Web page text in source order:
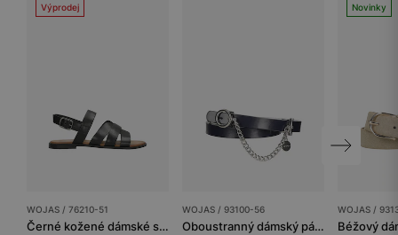
Výprodej
WOJAS / 76210-51
Černé kožené dámské sandály
WOJAS / 93100-56
Oboustranný dámský pásek modro-bílý s ozdobným řetízkem
Novinky
WOJAS /